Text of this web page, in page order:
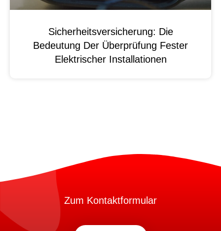
Sicherheitsversicherung: Die
Bedeutung Der Überprüfung Fester
Elektrischer Installationen
Zum Kontaktformular